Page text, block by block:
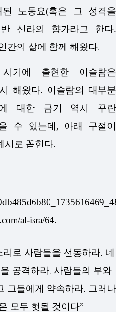
된 노동요(혹은 그 성격을
신라의 향가라고 한다.
간의 삶에 함께 해왔다.
기에 출현한 이슬람은
해왔다. 이슬람의 대부분
에 대한 금기 역시 꾸란
수 있는데, 아래 구절이
시로 꼽힌다.
al-isra/64.
로 사람들을 선동하라. 네
공격하라. 사람들의 부와
그들에게 약속하라. 그러나
모두 헛될 것이다”